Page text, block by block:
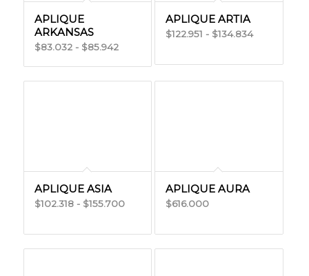
APLIQUE
ARKANSAS
$83.032 - $85.942Rango
precios:
APLIQUE ARTIA
$122.951 - $134.834Rango
precios:
desde
APLIQUE ASIA
$102.318 - $155.700Rango
precios:
desde
APLIQUE AURA
$616.000